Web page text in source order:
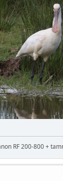
RF 200-800 +